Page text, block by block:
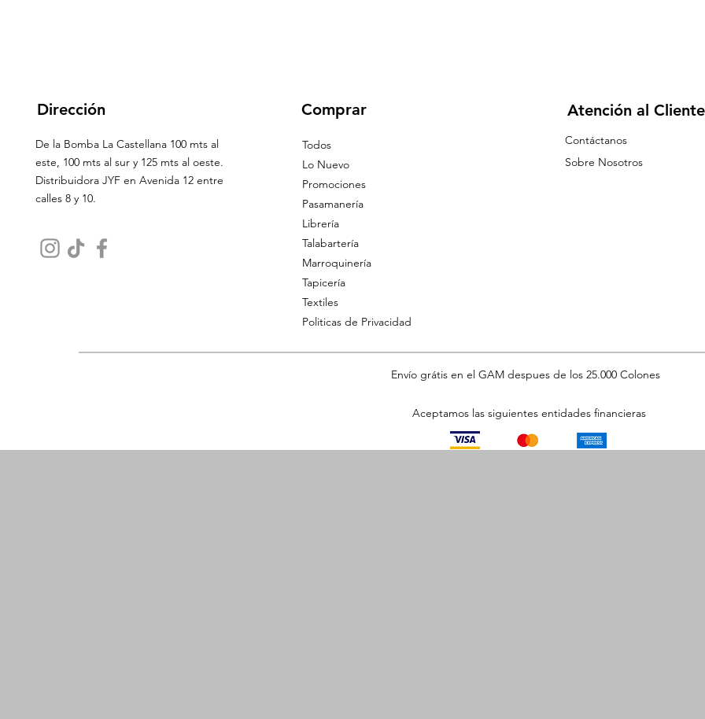
Dirección
De la Bomba La Castellana 100 mts al
este, 100 mts al sur y 125 mts al oeste.
Distribuidora JYF en Avenida 12 entre
calles 8 y 10.
Comprar
Todos
Lo Nuevo
Promociones
Pasamanería
Librería
Talabartería
Marroquinería
Tapicería
Textiles
Politicas de Privacidad
Atención al Cliente
Contáctanos
Sobre Nosotros
Envío grátis en el GAM despues de los 25.000 Colones
Aceptamos las siguientes entidades financieras